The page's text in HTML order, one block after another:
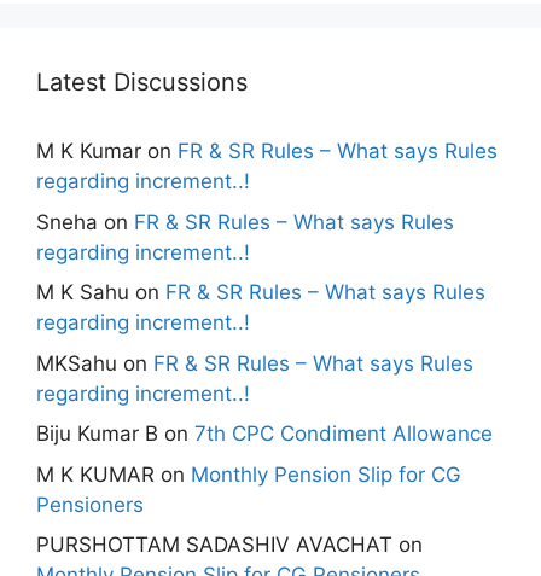
Latest Discussions
M K Kumar on FR & SR Rules – What says Rules
regarding increment..!
Sneha on FR & SR Rules – What says Rules
regarding increment..!
M K Sahu on FR & SR Rules – What says Rules
regarding increment..!
MKSahu on FR & SR Rules – What says Rules
regarding increment..!
Biju Kumar B on 7th CPC Condiment Allowance
M K KUMAR on Monthly Pension Slip for CG
Pensioners
PURSHOTTAM SADASHIV AVACHAT on